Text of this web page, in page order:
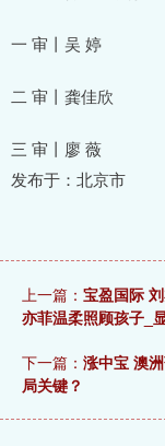
一 审丨吴 婷
二 审丨龚佳欣
三 审丨廖 薇
发布于：北京市
上一篇： 宝盈国际
亦菲温柔照顾孩子_
下一篇： 涨中宝 澳
局关键？